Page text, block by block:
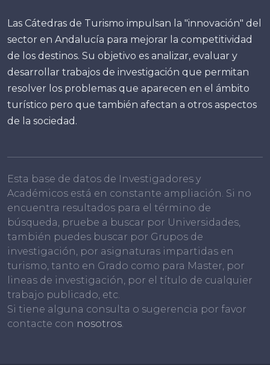
Las Cátedras de Turismo impulsan la "innovación" del
sector en Andalucía para mejorar la competitividad
de los destinos. Su objetivo es analizar, evaluar y
desarrollar trabajos de investigación que permitan
resolver los problemas que aparecen en el ámbito
turístico pero que también afectan a otros aspectos
de la sociedad.
Esta base de datos de Investigadores y
Académicos está en constante ampliación. Si no
encuentra resultados para el término de
búsqueda, pruebe a buscar por Universidades,
también puedes buscar por Grupos de
investigación, por asignaturas impartidas en
turismo, tanto en Grado como para Master, por
lineas de investigación, por el título de cualquier
trabajo publicado, etc.
Si tiene alguna consulta o sugerencia por favor
contacte con nosotros.